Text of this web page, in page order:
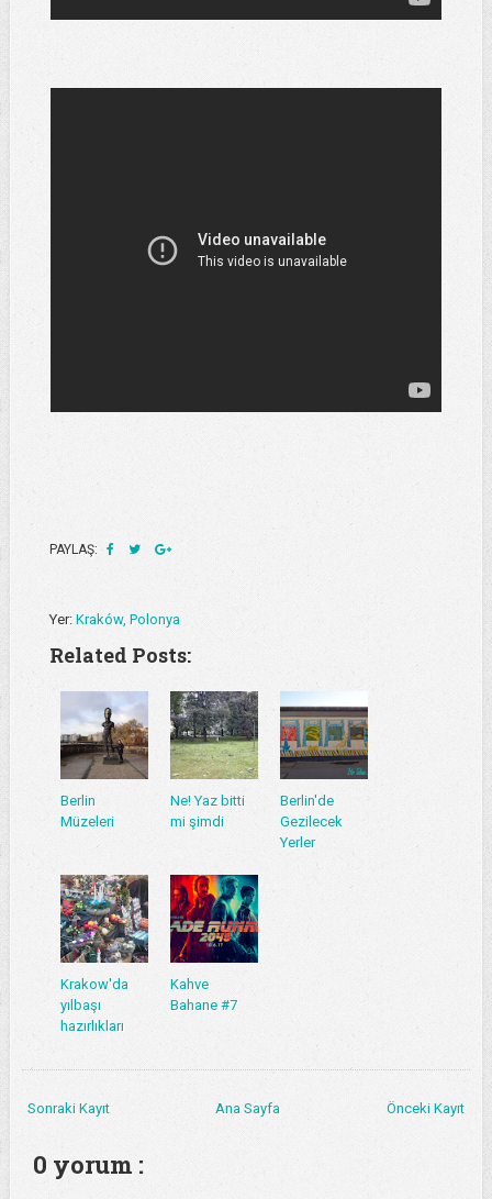
PAYLAŞ:
Yer: Kraków, Polonya
Related Posts:
Berlin
Müzeleri
Ne! Yaz bitti
mi şimdi
Berlin'de
Gezilecek
Yerler
Krakow'da
yılbaşı
hazırlıkları
Kahve
Bahane #7
Sonraki Kayıt Önceki Kayıt
Ana Sayfa
0 yorum :